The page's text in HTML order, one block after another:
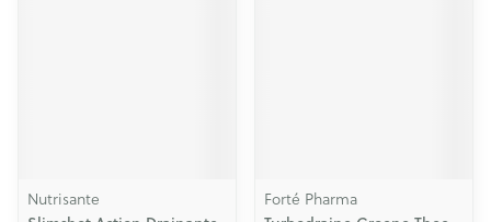
Nutrisante Forté Pharma